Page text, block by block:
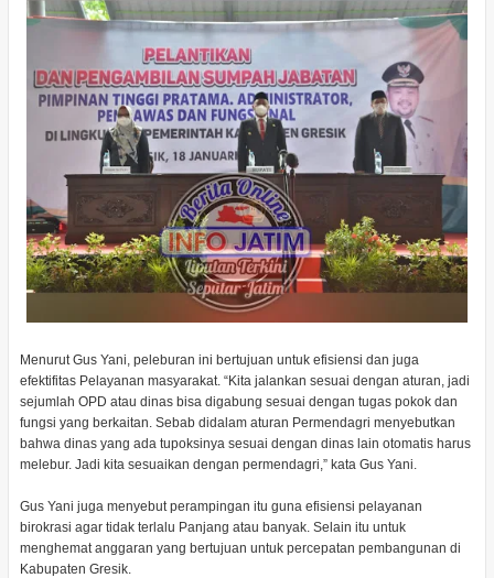
Menurut Gus Yani, peleburan ini bertujuan untuk efisiensi dan juga
efektifitas Pelayanan masyarakat. “Kita jalankan sesuai dengan aturan, jadi
sejumlah OPD atau dinas bisa digabung sesuai dengan tugas pokok dan
fungsi yang berkaitan. Sebab didalam aturan Permendagri menyebutkan
bahwa dinas yang ada tupoksinya sesuai dengan dinas lain otomatis harus
melebur. Jadi kita sesuaikan dengan permendagri,” kata Gus Yani.
Gus Yani juga menyebut perampingan itu guna efisiensi pelayanan
birokrasi agar tidak terlalu Panjang atau banyak. Selain itu untuk
menghemat anggaran yang bertujuan untuk percepatan pembangunan di
Kabupaten Gresik.